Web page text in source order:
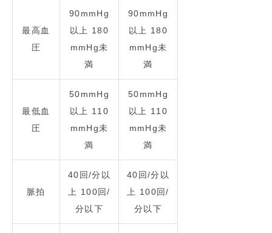
最高血
圧
90mmHg
以上 180
mmHg未
満
90mmHg
以上 180
mmHg未
満
最低血
圧
50mmHg
以上 110
mmHg未
満
50mmHg
以上 110
mmHg未
満
脈拍
40回/分以
上 100回/
分以下
40回/分以
上 100回/
分以下